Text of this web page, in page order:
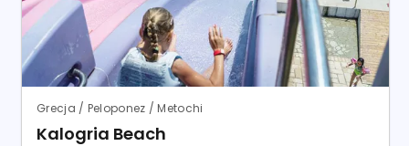
Grecja / Peloponez / Metochi
Kalogria Beach